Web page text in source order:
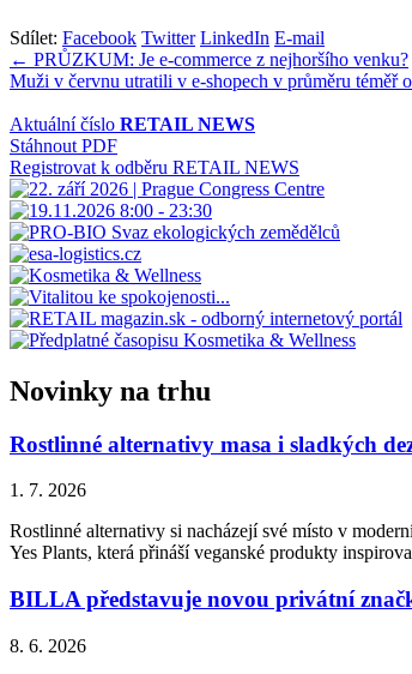
Sdílet: Facebook Twitter LinkedIn E-mail
Navigace
pro
příspěvek
← PRŮZKUM: Je e-commerce z nejhoršího venku?
Muži v červnu utratili v e-shopech v průměru téměř
Aktuální číslo RETAIL NEWS
Stáhnout PDF
Registrovat k odběru RETAIL NEWS
Novinky na trhu
Rostlinné alternativy masa i sladkých
1. 7. 2026
Rostlinné alternativy si nacházejí své místo v
Yes Plants, která přináší veganské produkty
BILLA představuje novou privátní
8. 6. 2026